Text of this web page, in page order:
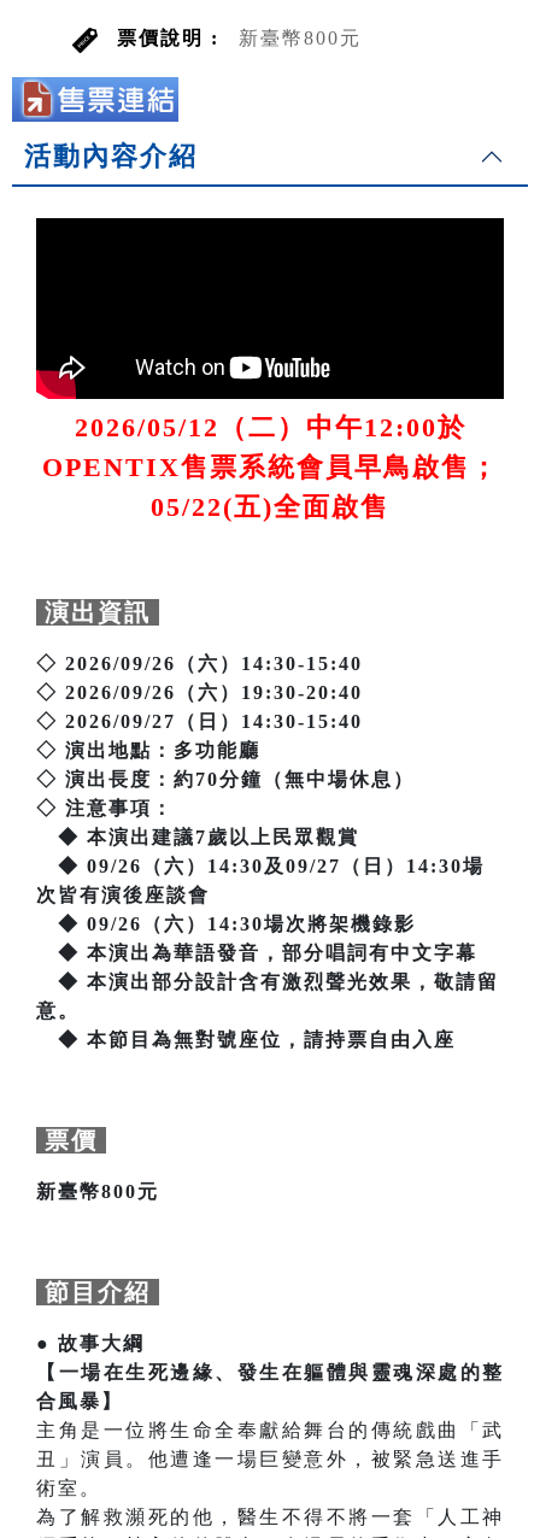
票價說明 : 新臺幣800元
活動內容介紹
2026/05/12（二）中午12:00於
OPENTIX售票系統會員早鳥啟售；
05/22(五)全面啟售
演出資訊
◇ 2026/09/26（六）14:30-15:40
◇ 2026/09/26（六）19:30-20:40
◇ 2026/09/27（日）14:30-15:40
◇ 演出地點：多功能廳
◇ 演出長度：約70分鐘（無中場休息）
◇ 注意事項：
◆ 本演出建議7歲以上民眾觀賞
◆ 09/26（六）14:30及09/27（日）14:30場
次皆有演後座談會
◆ 09/26（六）14:30場次將架機錄影
◆ 本演出為華語發音，部分唱詞有中文字幕
◆ 本演出部分設計含有激烈聲光效果，敬請留
意。
◆ 本節目為無對號座位，請持票自由入座
票價
新臺幣800元
節目介紹
● 故事大綱
【一場在生死邊緣、發生在軀體與靈魂深處的整
合風暴】
主角是一位將生命全奉獻給舞台的傳統戲曲「武
丑」演員。他遭逢一場巨變意外，被緊急送進手
術室。
為了解救瀕死的他，醫生不得不將一套「人工神